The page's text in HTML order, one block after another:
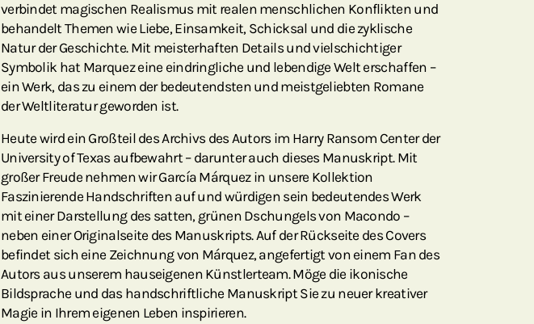
verbindet magischen Realismus mit realen menschlichen Konflikten und
behandelt Themen wie Liebe, Einsamkeit, Schicksal und die zyklische
Natur der Geschichte. Mit meisterhaften Details und vielschichtiger
Symbolik hat Marquez eine eindringliche und lebendige Welt erschaffen –
ein Werk, das zu einem der bedeutendsten und meistgeliebten Romane
der Weltliteratur geworden ist.
Heute wird ein Großteil des Archivs des Autors im Harry Ransom Center der
University of Texas aufbewahrt – darunter auch dieses Manuskript. Mit
großer Freude nehmen wir García Márquez in unsere Kollektion
Faszinierende Handschriften auf und würdigen sein bedeutendes Werk
mit einer Darstellung des satten, grünen Dschungels von Macondo –
neben einer Originalseite des Manuskripts. Auf der Rückseite des Covers
befindet sich eine Zeichnung von Márquez, angefertigt von einem Fan des
Autors aus unserem hauseigenen Künstlerteam. Möge die ikonische
Bildsprache und das handschriftliche Manuskript Sie zu neuer kreativer
Magie in Ihrem eigenen Leben inspirieren.